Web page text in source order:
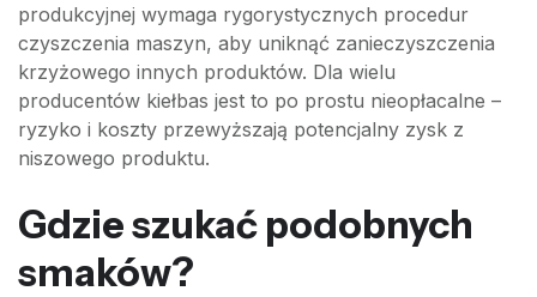
produkcyjnej wymaga rygorystycznych procedur
czyszczenia maszyn, aby uniknąć zanieczyszczenia
krzyżowego innych produktów. Dla wielu
producentów kiełbas jest to po prostu nieopłacalne –
ryzyko i koszty przewyższają potencjalny zysk z
niszowego produktu.
Gdzie szukać podobnych
smaków?